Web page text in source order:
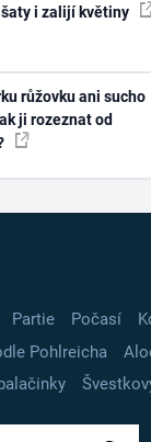
i zalijí květiny
růžovku ani sucho
ji rozeznat od
Partie Počasí
Pohlreicha